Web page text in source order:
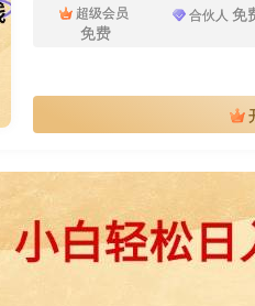
超级会员
免费
合伙人 免